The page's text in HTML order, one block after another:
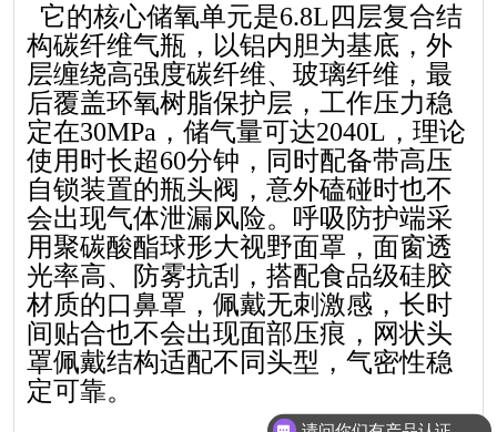
它的核心储氧单元是6.8L四层复合结
构碳纤维气瓶，以铝内胆为基底，外
层缠绕高强度碳纤维、玻璃纤维，最
后覆盖环氧树脂保护层，工作压力稳
定在30MPa，储气量可达2040L，理论
使用时长超60分钟，同时配备带高压
自锁装置的瓶头阀，意外磕碰时也不
会出现气体泄漏风险。呼吸防护端采
用聚碳酸酯球形大视野面罩，面窗透
光率高、防雾抗刮，搭配食品级硅胶
材质的口鼻罩，佩戴无刺激感，长时
间贴合也不会出现面部压痕 ，网状头
罩佩戴结构适配不同头型，气密性稳
定可靠。
请问你们有产品认证吗？